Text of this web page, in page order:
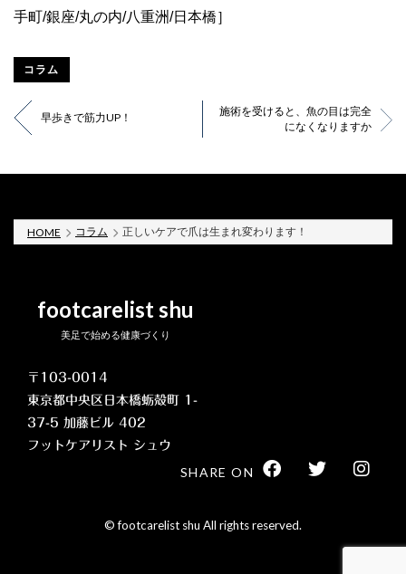
手町/銀座/丸の内/八重洲/日本橋］
コラム
早歩きで筋力UP！
施術を受けると、魚の目は完全
になくなりますか
HOME コラム 正しいケアで爪は生まれ変わります！
footcarelist shu
美足で始める健康づくり
〒103-0014
東京都中央区日本橋蛎殻町 1-
37-5 加藤ビル 402
フットケアリスト シュウ
SHARE ON
© footcarelist shu All rights reserved.